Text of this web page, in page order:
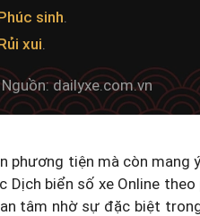
sinh.
xui.
Nguồn: dailyxe.com.vn
phương tiện mà còn mang
Dịch biển số xe Online
tâm nhờ sự đặc biệt